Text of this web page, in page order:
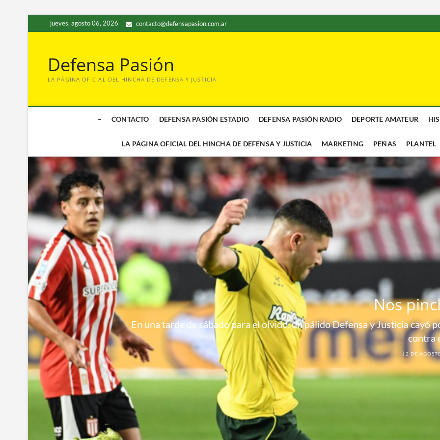
al
jueves, agosto 06, 2026 contacto@defensapasion.com.ar
Defensa Pasión
LA PÁGINA OFICIAL DEL HINCHA DE DEFENSA Y JUSTICIA
– CONTACTO DEFENSA PASIÓN ESTADIO DEFENSA PASIÓN RADIO DEPORTE AMATEUR
LA PÁGINA OFICIAL DEL HINCHA DE DEFENSA Y JUSTICIA MARKETING PEÑAS PLANTEL
Nos
En una tarde de sábado para el olvido, un pálido Defensa y Justicia cayó
contra
2 DE